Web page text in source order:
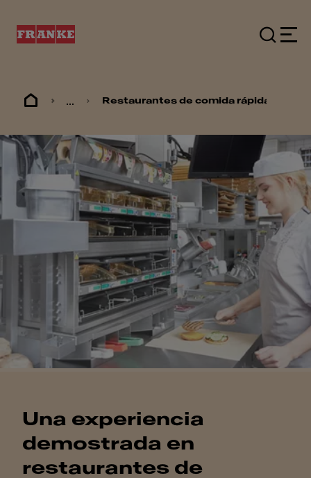
... Restaurantes de comida rápida
Una experiencia
demostrada en
restaurantes de